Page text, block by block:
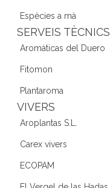
Espècies a mà
SERVEIS TÈCNICS
Aromáticas del Duero
Fitomon
Plantaroma
VIVERS
Aroplantas S.L.
Carex vivers
ECOPAM